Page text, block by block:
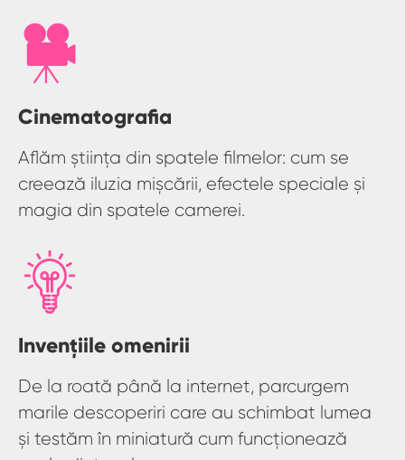
Cinematografia
Aflăm știința din spatele filmelor: cum se
creează iluzia mișcării, efectele speciale și
magia din spatele camerei.
Invențiile omenirii
De la roată până la internet, parcurgem
marile descoperiri care au schimbat lumea
și testăm în miniatură cum funcționează